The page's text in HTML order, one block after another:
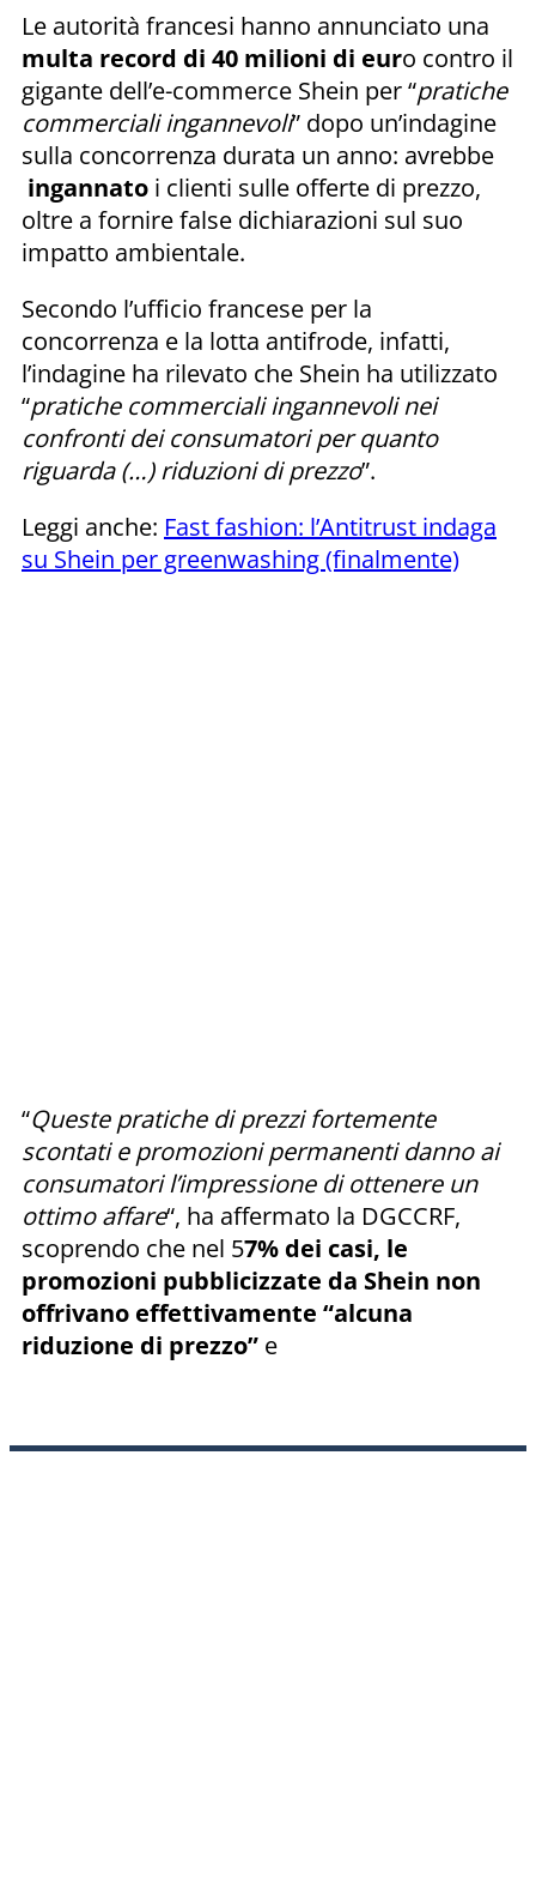
Le autorità francesi hanno annunciato una
multa record di 40 milioni di euro contro il
gigante dell’e-commerce Shein per “pratiche
commerciali ingannevoli” dopo un’indagine
sulla concorrenza durata un anno: avrebbe
ingannato i clienti sulle offerte di prezzo,
oltre a fornire false dichiarazioni sul suo
impatto ambientale.
Secondo l’ufficio francese per la
concorrenza e la lotta antifrode, infatti,
l’indagine ha rilevato che Shein ha utilizzato
“pratiche commerciali ingannevoli nei
confronti dei consumatori per quanto
riguarda (…) riduzioni di prezzo”.
Leggi anche: Fast fashion: l’Antitrust indaga
su Shein per greenwashing (finalmente)
“Queste pratiche di prezzi fortemente
scontati e promozioni permanenti danno ai
consumatori l’impressione di ottenere un
ottimo affare“, ha affermato la DGCCRF,
scoprendo che nel 57% dei casi, le
promozioni pubblicizzate da Shein non
offrivano effettivamente “alcuna
riduzione di prezzo” e